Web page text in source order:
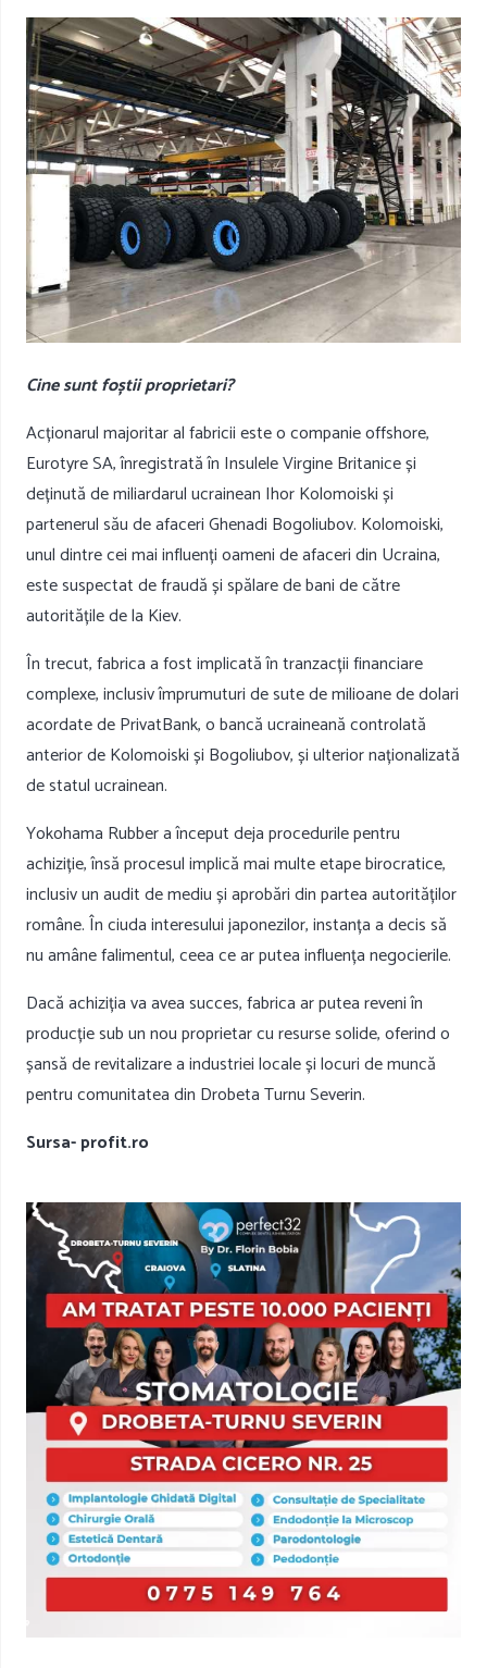
Cine sunt foștii proprietari?
Acționarul majoritar al fabricii este o companie offshore,
Eurotyre SA, înregistrată în Insulele Virgine Britanice și
deținută de miliardarul ucrainean Ihor Kolomoiski și
partenerul său de afaceri Ghenadi Bogoliubov. Kolomoiski,
unul dintre cei mai influenți oameni de afaceri din Ucraina,
este suspectat de fraudă și spălare de bani de către
autoritățile de la Kiev.
În trecut, fabrica a fost implicată în tranzacții financiare
complexe, inclusiv împrumuturi de sute de milioane de dolari
acordate de PrivatBank, o bancă ucraineană controlată
anterior de Kolomoiski și Bogoliubov, și ulterior naționalizată
de statul ucrainean.
Yokohama Rubber a început deja procedurile pentru
achiziție, însă procesul implică mai multe etape birocratice,
inclusiv un audit de mediu și aprobări din partea autorităților
române. În ciuda interesului japonezilor, instanța a decis să
nu amâne falimentul, ceea ce ar putea influența negocierile.
Dacă achiziția va avea succes, fabrica ar putea reveni în
producție sub un nou proprietar cu resurse solide, oferind o
șansă de revitalizare a industriei locale și locuri de muncă
pentru comunitatea din Drobeta Turnu Severin.
Sursa- profit.ro